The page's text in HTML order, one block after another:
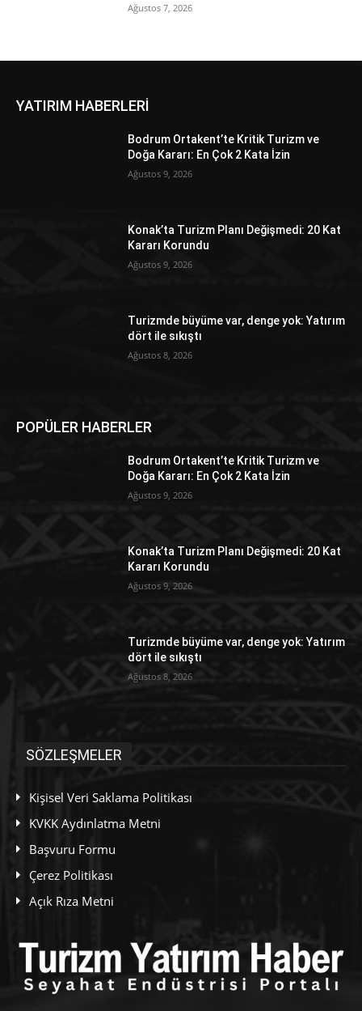
Ağustos 7, 2026
YATIRIM HABERLERİ
Bodrum Ortakent’te Kritik Turizm ve
Doğa Kararı: En Çok 2 Kata İzin
Ağustos 9, 2026
Konak’ta Turizm Planı Değişmedi: 20 Kat
Kararı Korundu
Ağustos 9, 2026
Turizmde büyüme var, denge yok: Yatırım
dört ile sıkıştı
Ağustos 8, 2026
POPÜLER HABERLER
Bodrum Ortakent’te Kritik Turizm ve
Doğa Kararı: En Çok 2 Kata İzin
Ağustos 9, 2026
Konak’ta Turizm Planı Değişmedi: 20 Kat
Kararı Korundu
Ağustos 9, 2026
Turizmde büyüme var, denge yok: Yatırım
dört ile sıkıştı
Ağustos 8, 2026
SÖZLEŞMELER
Kişisel Veri Saklama Politikası
KVKK Aydınlatma Metni
Başvuru Formu
Çerez Politikası
Açık Rıza Metni